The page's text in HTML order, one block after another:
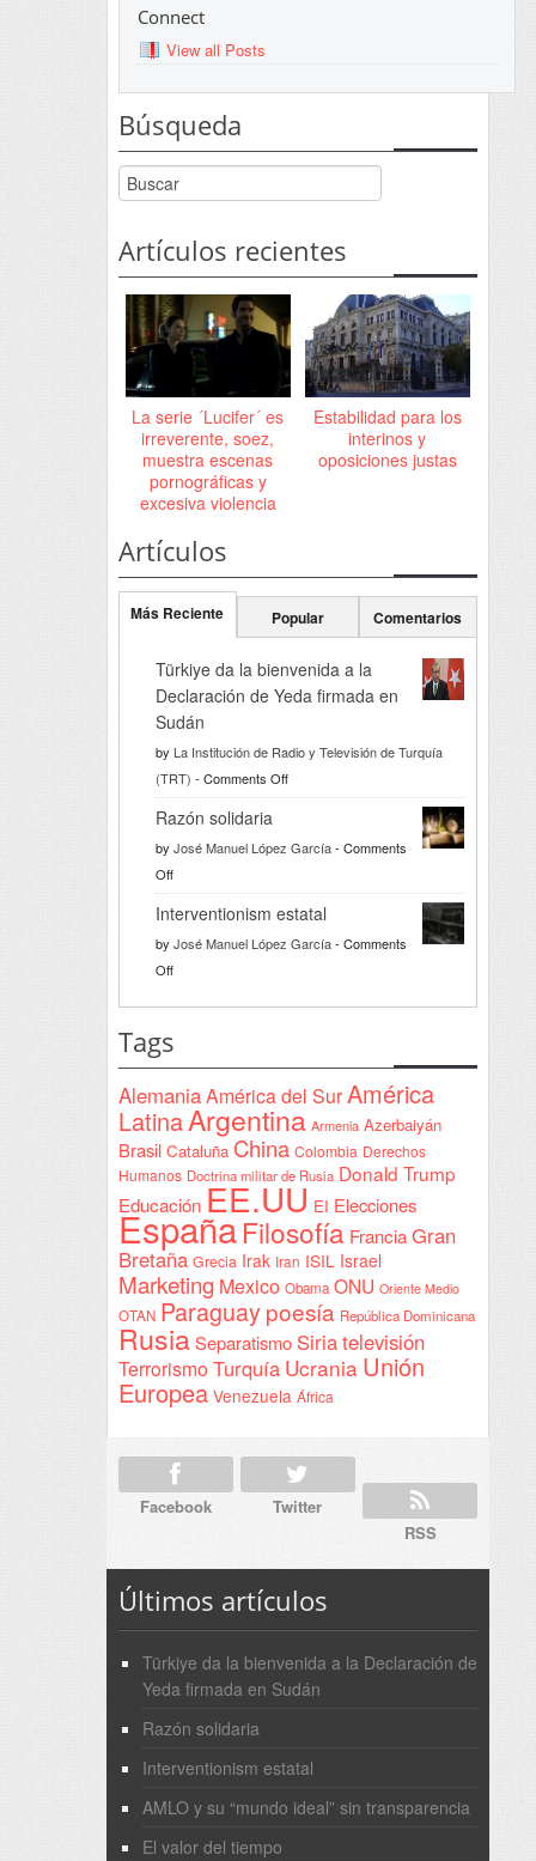
Connect
View all Posts
Búsqueda
Artículos recientes
La serie ´Lucifer´ es
irreverente, soez,
muestra escenas
pornográficas y
excesiva violencia
Estabilidad para los
interinos y
oposiciones justas
Artículos
Más Reciente Popular Comentarios
Türkiye da la bienvenida a la
Declaración de Yeda firmada en
Sudán
by La Institución de Radio y Televisión de Turquía
(TRT) - Comments Offon
Türkiye
la
a
Yeda
en
Sudán
Razón solidaria
by José Manuel López García- Comments
Offon
Razón
solidaria
Interventionism estatal
by José Manuel López García- Comments
Offon
Tags
AlemaniaAmérica del SurAmérica
LatinaArgentina Armenia Azerbaiyán
Brasil Cataluña China Colombia Derechos
Humanos Doctrina militar de Rusia Donald Trump
EducaciónEE.UU EI Elecciones
España Filosofía Francia Gran
Bretaña Grecia Irak Iran ISIL Israel
Marketing Mexico Obama ONU Oriente Medio
OTAN Paraguay poesía República Dominicana
Rusia Separatismo Siriatelevisión
Terrorismo Turquía Ucrania Unión
Europea Venezuela África
Facebook
Twitter
RSS
Últimos artículos
Türkiye da la bienvenida a la Declaración de
Yeda firmada en Sudán
Razón solidaria
Interventionism estatal
AMLO y su “mundo ideal” sin transparencia
El valor del tiempo